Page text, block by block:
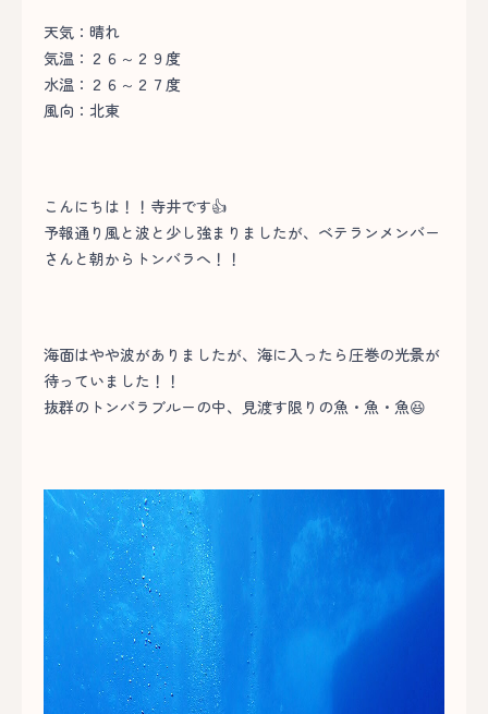
天気：晴れ
気温：２６～２９度
水温：２６～２７度
風向：北東
こんにちは！！寺井です👍
予報通り風と波と少し強まりましたが、ベテランメンバー
さんと朝からトンバラへ！！
海面はやや波がありましたが、海に入ったら圧巻の光景が
待っていました！！
抜群のトンバラブルーの中、見渡す限りの魚・魚・魚😆